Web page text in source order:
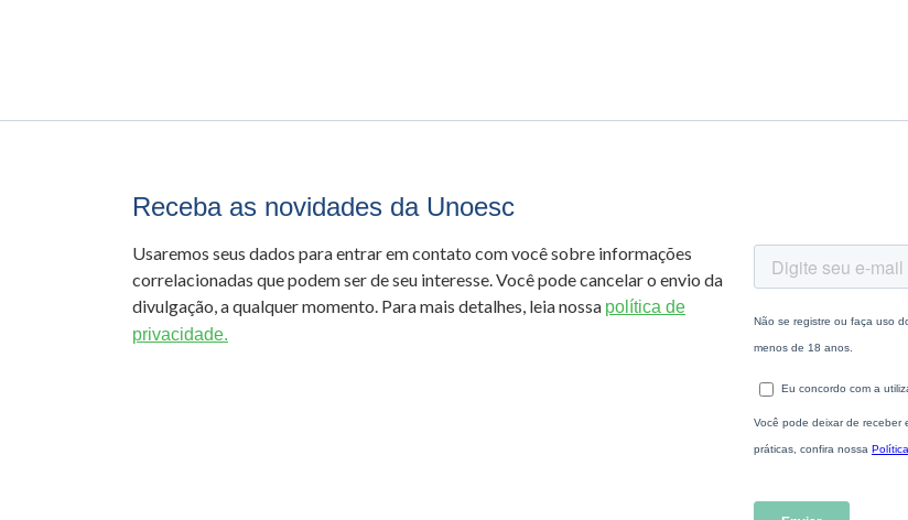
Receba as novidades da Unoesc
Usaremos seus dados para entrar em contato com você sobre informações
correlacionadas que podem ser de seu interesse. Você pode cancelar o envio da
divulgação, a qualquer momento. Para mais detalhes, leia nossa política de
privacidade.